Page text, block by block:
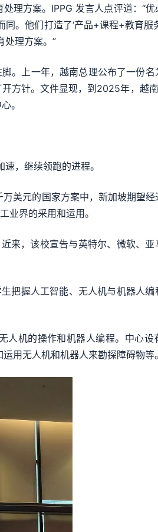
理方案。IPPG 发言人点评道：“优
。他们打造了‘产品+课程+教育服
处理方案。”
。上一年，越南总理公布了一份名
方针。文件显现，到2025年，越
。
，继续领跑的进程。
美元的国家方案中，新加坡期望经
业界的采用和运用。
来，该校宣告与英特尔、微软、亚
把握人工智能、无人机与机器人编
人机的操作和机器人编程。中心设
用无人机和机器人来勘探障碍物等。